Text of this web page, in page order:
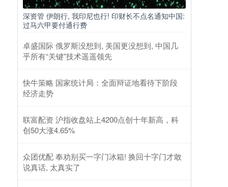
深资管 伊朗行, 我印尼也行! 印财长不点名通知中国:
过马六甲要付通行费
卓盛国际 俄罗斯没想到, 美国更没想到, 中国几
乎所有“关键”技术遥遥领先
快牛策略 国家统计局：全面辩证地看待下阶段
经济走势
联富配资 沪指收盘站上4200点创十年新高，科
创50大涨4.65%
众团优配 奉劝别买一字门冰箱! 换回十字门才敢
说真话, 太真实了